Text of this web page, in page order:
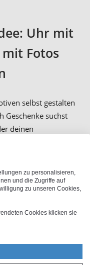
Uhr mit
Fotos
selbst gestalten
Geschenke suchst
deinen
selber
für 9 Fotos
eine eigene Uhr-
dem Laufenden
Liebster oder deine
zu personalisieren,
und die Zugriffe auf
zu unseren Cookies,
Cookies klicken sie